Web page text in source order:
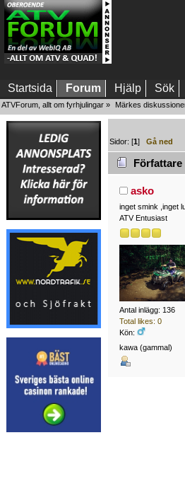
Startsida Forum Hjälp Sök
ATVForum, allt om fyrhjulingar » Märkes
Sidor: [1]Gå ned
Författare
asko
inget smink ,inget
ATV Entusiast
Antal inlägg: 136
Total likes: 0
Kön:
kawa (gammal)